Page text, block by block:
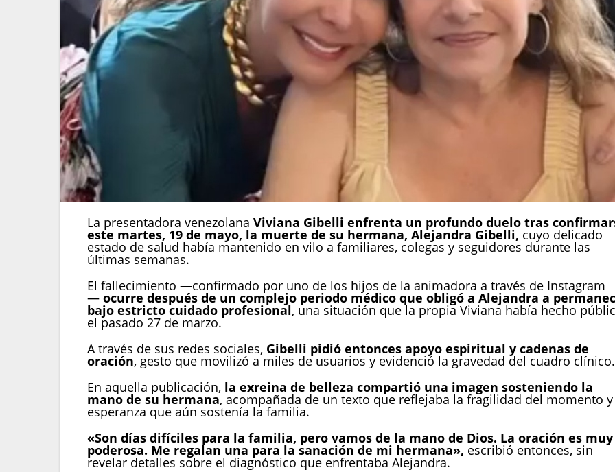
La presentadora venezolana Viviana Gibelli enfrenta un profundo duelo tras
este martes, 19 de mayo, la muerte de su hermana, Alejandra Gibelli, cuyo delicado
estado de salud había mantenido en vilo a familiares, colegas y seguidores durante las
últimas semanas.
El fallecimiento —confirmado por uno de los hijos de la animadora a través de Instagram
— ocurre después de un complejo periodo médico que obligó a Alejandra a
bajo estricto cuidado profesional, una situación que la propia Viviana había hecho
el pasado 27 de marzo.
A través de sus redes sociales, Gibelli pidió entonces apoyo espiritual y cadenas de
oración, gesto que movilizó a miles de usuarios y evidenció la gravedad del cuadro clínico.
En aquella publicación, la exreina de belleza compartió una imagen sosteniendo la
mano de su hermana, acompañada de un texto que reflejaba la fragilidad del momento y
esperanza que aún sostenía la familia.
«Son días difíciles para la familia, pero vamos de la mano de Dios. La oración es muy
poderosa. Me regalan una para la sanación de mi hermana», escribió entonces, sin
revelar detalles sobre el diagnóstico que enfrentaba Alejandra.